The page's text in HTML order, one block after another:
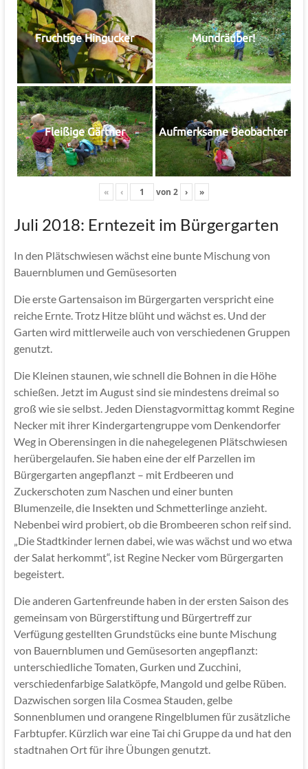
Fruchtige Hingucker Mundräuber!
Fleißige Gärtner Aufmerksame Beobachter
« ‹ von 2 › »
Juli 2018: Erntezeit im Bürgergarten
In den Plätschwiesen wächst eine bunte Mischung von
Bauernblumen und Gemüsesorten
Die erste Gartensaison im Bürgergarten verspricht eine
reiche Ernte. Trotz Hitze blüht und wächst es. Und der
Garten wird mittlerweile auch von verschiedenen Gruppen
genutzt.
Die Kleinen staunen, wie schnell die Bohnen in die Höhe
schießen. Jetzt im August sind sie mindestens dreimal so
groß wie sie selbst. Jeden Dienstagvormittag kommt Regine
Necker mit ihrer Kindergartengruppe vom Denkendorfer
Weg in Oberensingen in die nahegelegenen Plätschwiesen
herübergelaufen. Sie haben eine der elf Parzellen im
Bürgergarten angepflanzt – mit Erdbeeren und
Zuckerschoten zum Naschen und einer bunten
Blumenzeile, die Insekten und Schmetterlinge anzieht.
Nebenbei wird probiert, ob die Brombeeren schon reif sind.
„Die Stadtkinder lernen dabei, wie was wächst und wo etwa
der Salat herkommt“, ist Regine Necker vom Bürgergarten
begeistert.
Die anderen Gartenfreunde haben in der ersten Saison des
gemeinsam von Bürgerstiftung und Bürgertreff zur
Verfügung gestellten Grundstücks eine bunte Mischung
von Bauernblumen und Gemüsesorten angepflanzt:
unterschiedliche Tomaten, Gurken und Zucchini,
verschiedenfarbige Salatköpfe, Mangold und gelbe Rüben.
Dazwischen sorgen lila Cosmea Stauden, gelbe
Sonnenblumen und orangene Ringelblumen für zusätzliche
Farbtupfer. Kürzlich war eine Tai chi Gruppe da und hat den
stadtnahen Ort für ihre Übungen genutzt.